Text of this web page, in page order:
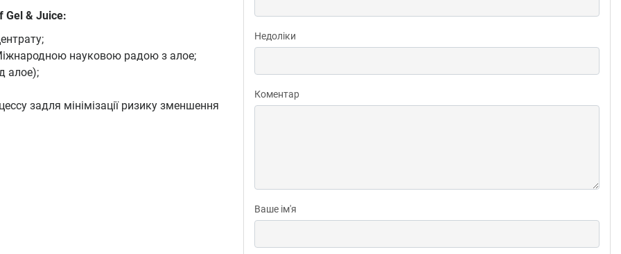
Gel & Juice:
науковою радою з алое;
алое);
задля мінімізації ризику зменшення
Недоліки
Коментар
Ваше ім'я